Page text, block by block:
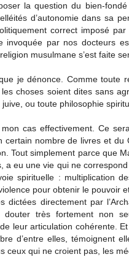
la question du bien-
d’autonomie dans sa
correct imposé
invoquée par nos docteurs
musulmane s’est faite
je dénonce. Comme toute
choses soient dites sans
ou toute philosophie
cas effectivement. Ce
certain nombre de livres et
Tout simplement parce que
a eu une vie qui ne
spirituelle : multiplication
pour obtenir le pouvoir
dictées directement par
douter très fortement non
leur articulation cohérente.
d’entre elles, témoignent
ceux qui ne croient pas, les